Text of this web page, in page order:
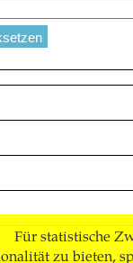
Für statistische
zu bieten,